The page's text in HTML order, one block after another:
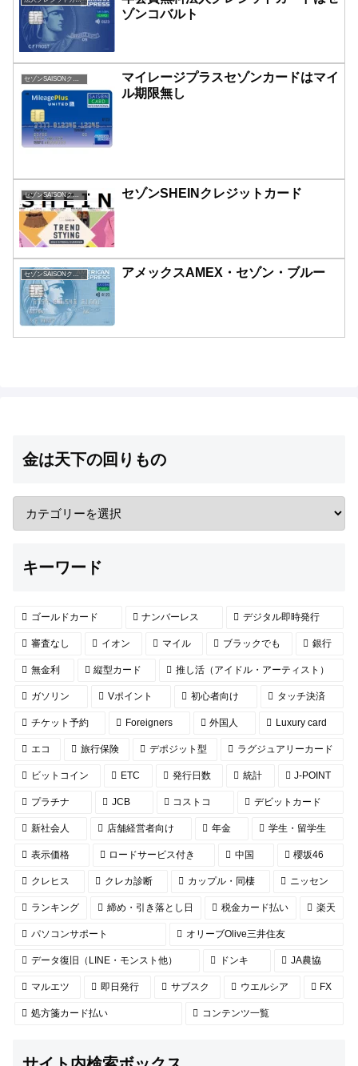
ゾンコバルト
セゾンSAISONクレジットカード
マイレージプラスセゾンカードはマイ
ル期限無し
セゾンSAISONクレジットカード セゾンSHEINクレジットカード
セゾンSAISONクレジットカード アメックスAMEX・セゾン・ブルー
金は天下の回りもの
キーワード
ゴールドカード ナンバーレス デジタル即時発行
審査なし イオン マイル ブラックでも 銀行
無金利 縦型カード 推し活（アイドル・アーティスト）
ガソリン Vポイント 初心者向け タッチ決済
チケット予約 Foreigners 外国人 Luxury card
エコ 旅行保険 デポジット型 ラグジュアリーカード
ビットコイン ETC 発行日数 統計 J-POINT
プラチナ JCB コストコ デビットカード
新社会人 店舗経営者向け 年金 学生・留学生
表示価格 ロードサービス付き 中国 櫻坂46
クレヒス クレカ診断 カップル・同棲 ニッセン
ランキング 締め・引き落とし日 税金カード払い 楽天
パソコンサポート オリーブOlive三井住友
データ復旧（LINE・モンスト他） ドンキ JA農協
マルエツ 即日発行 サブスク ウエルシア FX
処方箋カード払い コンテンツ一覧